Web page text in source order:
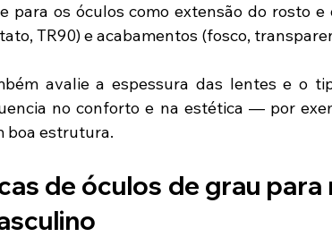
para os óculos como extensão do rosto
TR90) e acabamentos (fosco,
avalie a espessura das lentes e o
no conforto e na estética — por
boa estrutura.
de óculos de grau